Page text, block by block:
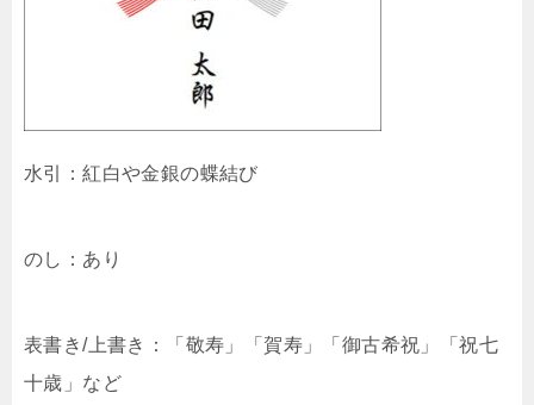
水引：紅白や金銀の蝶結び
のし：あり
表書き/上書き：「敬寿」「賀寿」「御古希祝」「祝七
十歳」など